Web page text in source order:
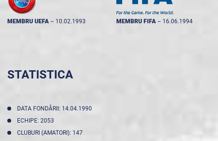
MEMBRU UEFA -- 10.02.1993 MEMBRU FIFA -- 16.06.1994
STATISTICA
DATA FONDĂRII: 14.04.1990
ECHIPE: 2053
CLUBURI (AMATORI): 147